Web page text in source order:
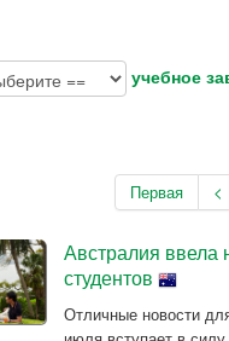
учебное
Первая <
Австралия ввела
студентов
Отличные новости